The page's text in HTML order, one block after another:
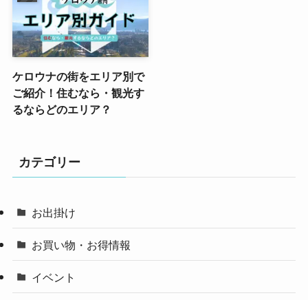
ケロウナの街をエリア別で
ご紹介！住むなら・観光す
るならどのエリア？
カテゴリー
お出掛け
お買い物・お得情報
イベント